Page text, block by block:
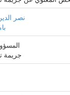
نصر
جريمة